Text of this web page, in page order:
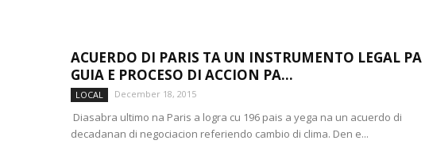
ACUERDO DI PARIS TA UN INSTRUMENTO LEGAL PA
GUIA E PROCESO DI ACCION PA...
LOCAL December 18, 2015
Diasabra ultimo na Paris a logra cu 196 pais a yega na un acuerdo di
decadanan di negociacion referiendo cambio di clima. Den e...